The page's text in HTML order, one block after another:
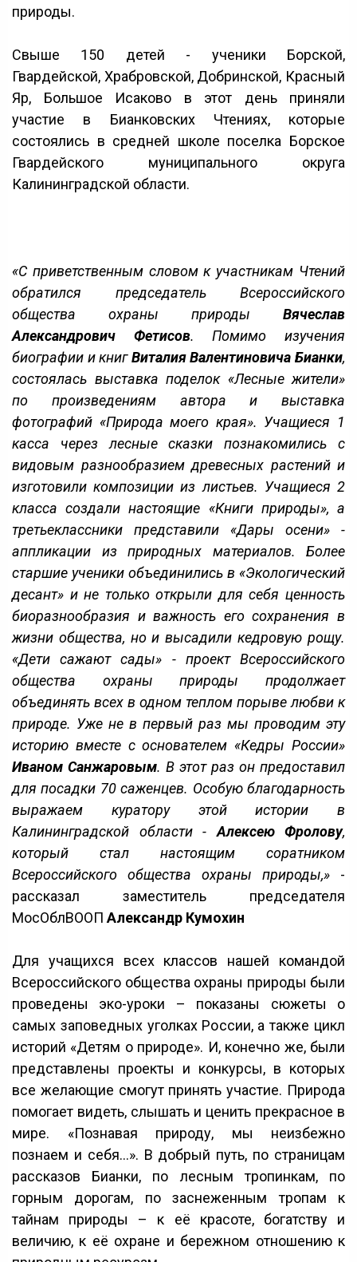
природы.
Свыше 150 детей - ученики Борской,
Гвардейской, Храбровской, Добринской, Красный
Яр, Большое Исаково в этот день приняли
участие в Бианковских Чтениях, которые
состоялись в средней школе поселка Борское
Гвардейского муниципального округа
Калининградской области.
«С приветственным словом к участникам Чтений
обратился председатель Всероссийского
общества охраны природы Вячеслав
Александрович Фетисов. Помимо изучения
биографии и книгВиталия Валентиновича Бианки,
состоялась выставка поделок «Лесные жители»
по произведениям автора и выставка
фотографий «Природа моего края». Учащиеся 1
касса через лесные сказки познакомились с
видовым разнообразием древесных растений и
изготовили композиции из листьев. Учащиеся 2
класса создали настоящие «Книги природы», а
третьеклассники представили «Дары осени» -
аппликации из природных материалов. Более
старшие ученики объединились в «Экологический
десант» и не только открыли для себя ценность
биоразнообразия и важность его сохранения в
жизни общества, но и высадили кедровую рощу.
«Дети сажают сады» - проект Всероссийского
общества охраны природы продолжает
объединять всех в одном теплом порыве любви к
природе. Уже не в первый раз мы проводим эту
историю вместе с основателем «Кедры России»
Иваном Санжаровым. В этот раз он предоставил
для посадки 70 саженцев. Особую благодарность
выражаем куратору этой истории в
Калининградской области -Алексею Фролову,
который стал настоящим соратником
Всероссийского общества охраны природы,» -
рассказал заместитель председателя
МосОблВООП Александр Кумохин
Для учащихся всех классов нашей командой
Всероссийского общества охраны природы были
проведены эко-уроки – показаны сюжеты о
самых заповедных уголках России, а также цикл
историй «Детям о природе». И, конечно же, были
представлены проекты и конкурсы, в которых
все желающие смогут принять участие. Природа
помогает видеть, слышать и ценить прекрасное в
мире. «Познавая природу, мы неизбежно
познаем и себя…». В добрый путь, по страницам
рассказов Бианки, по лесным тропинкам, по
горным дорогам, по заснеженным тропам к
тайнам природы – к её красоте, богатству и
величию, к её охране и бережном отношению к